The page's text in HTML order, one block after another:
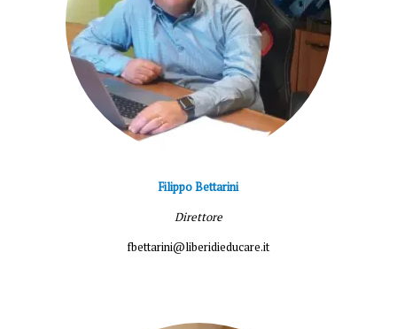
Filippo Bettarini
Direttore
fbettarini@liberidieducare.it